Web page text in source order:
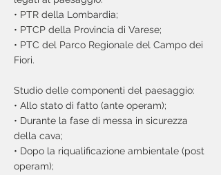
• PTR della Lombardia;
• PTCP della Provincia di Varese;
• PTC del Parco Regionale del Campo dei
Fiori.
Studio delle componenti del paesaggio:
• Allo stato di fatto (ante operam);
• Durante la fase di messa in sicurezza
della cava;
• Dopo la riqualificazione ambientale (post
operam);